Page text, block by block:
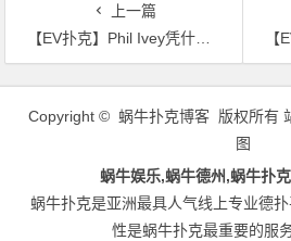
上一篇
【EV扑克】Phil Ivey凭什么被认为是“史上最伟大牌手”
【EV
文
Copyright © 蜗牛扑克博客 版权所有
图
蜗牛娱乐,蜗牛德州,蜗牛扑
蜗牛扑克是亚洲最具人气线上专业德
性是蜗牛扑克最重要的服